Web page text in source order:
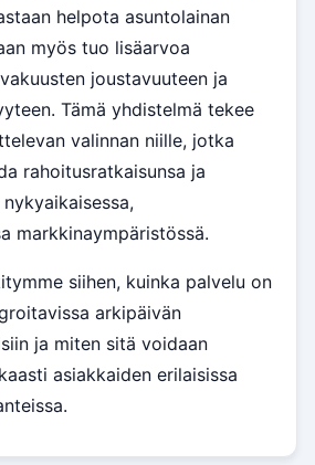
helpota asuntolainan
myös tuo lisäarvoa
joustavuuteen ja
Tämä yhdistelmä tekee
valinnan niille, jotka
rahoitusratkaisunsa ja
markkinaympäristössä.
siihen, kuinka palvelu on
arkipäivän
ja miten sitä voidaan
asiakkaiden erilaisissa